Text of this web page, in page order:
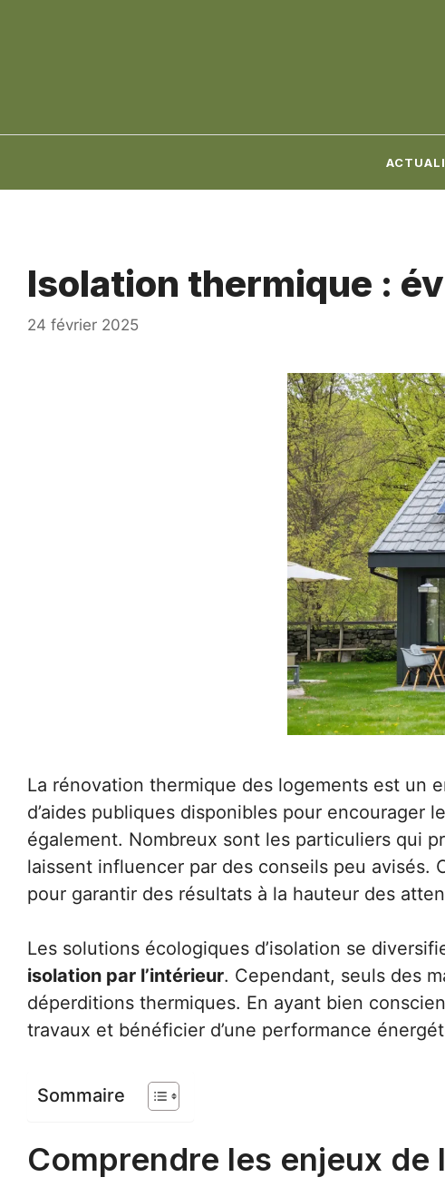
Isolation thermique :
24 février 2025
La rénovation thermique des logements est un
d’aides publiques disponibles pour encourager
également. Nombreux sont les particuliers qui
laissent influencer par des conseils peu
pour garantir des résultats à la hauteur des
Les solutions écologiques d’isolation se
isolation par l’intérieur. Cependant, seuls des
déperditions thermiques. En ayant bien
travaux et bénéficier d’une performance
Sommaire
Comprendre les enjeux de